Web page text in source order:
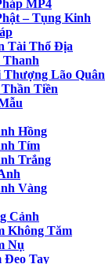
MP4
– Tụng Kinh
Tài Thổ Địa
Thanh
Lão Quân
Tiền
Hồng
Tím
Trắng
Vàng
Cảnh
Không Tăm
Nụ
Đeo Tay